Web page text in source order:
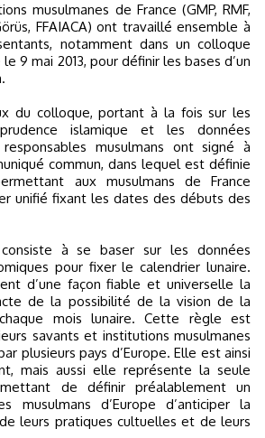
musulmanes de France (GMP, RMF,
FFAIACA) ont travaillé ensemble à
notamment dans un colloque
9 mai 2013, pour définir les bases d’un
du colloque, portant à la fois sur les
islamique et les données
musulmans ont signé à
commun, dans lequel est définie
aux musulmans de France
unifié fixant les dates des débuts des
à se baser sur les données
pour fixer le calendrier lunaire.
d’une façon fiable et universelle la
de la possibilité de la vision de la
mois lunaire. Cette règle est
savants et institutions musulmanes
plusieurs pays d’Europe. Elle est ainsi
mais aussi elle représente la seule
de définir préalablement un
musulmans d’Europe d’anticiper la
leurs pratiques cultuelles et de leurs